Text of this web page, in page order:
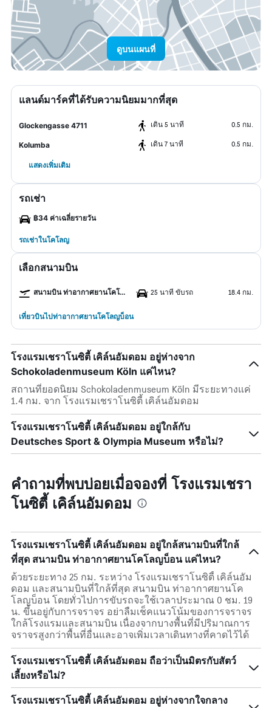
ดูบนแผนที่
แลนด์มาร์คที่ได้รับความนิยมมากที่สุด
Glockengasse 4711 เดิน 5 นาที 0.5 กม.
Kolumba เดิน 7 นาที 0.5 กม.
แสดงเพิ่มเติม
รถเช่า
฿34 ค่าเฉลี่ยรายวัน
รถเช่าในโคโลญ
เลือกสนามบิน
สนามบิน ท่าอากาศยานโคโลญบ็อน 25 นาที ขับรถ 18.4 กม.
เที่ยวบินไปท่าอากาศยานโคโลญบ็อน
โรงแรมเชราโนซิตี้ เคิล์นอัมดอม อยู่ห่างจาก
Schokoladenmuseum Köln แค่ไหน?
สถานที่ยอดนิยม Schokoladenmuseum Köln มีระยะทางแค่
1.4 กม. จาก โรงแรมเชราโนซิตี้ เคิล์นอัมดอม
โรงแรมเชราโนซิตี้ เคิล์นอัมดอม อยู่ใกล้กับ
Deutsches Sport & Olympia Museum หรือไม่?
คำถามที่พบบ่อยเมื่อจองที่ โรงแรมเชรา
โนซิตี้ เคิล์นอัมดอม
โรงแรมเชราโนซิตี้ เคิล์นอัมดอม อยู่ใกล้สนามบินที่ใกล้
ที่สุด สนามบิน ท่าอากาศยานโคโลญบ็อน แค่ไหน?
ด้วยระยะทาง 25 กม. ระหว่าง โรงแรมเชราโนซิตี้ เคิล์นอัม
ดอม และสนามบินที่ใกล้ที่สุด สนามบิน ท่าอากาศยานโค
โลญบ็อน โดยทั่วไปการขับรถจะใช้เวลาประมาณ 0 ชม. 19
น. ขึ้นอยู่กับการจราจร อย่าลืมเช็คแนวโน้มของการจราจร
ใกล้โรงแรมและสนามบิน เนื่องจากบางพื้นที่มีปริมาณการ
จราจรสูงกว่าพื้นที่อื่นและอาจเพิ่มเวลาเดินทางที่คาดไว้ได้
โรงแรมเชราโนซิตี้ เคิล์นอัมดอม ถือว่าเป็นมิตรกับสัตว์
เลี้ยงหรือไม่?
โรงแรมเชราโนซิตี้ เคิล์นอัมดอม อยู่ห่างจากใจกลาง